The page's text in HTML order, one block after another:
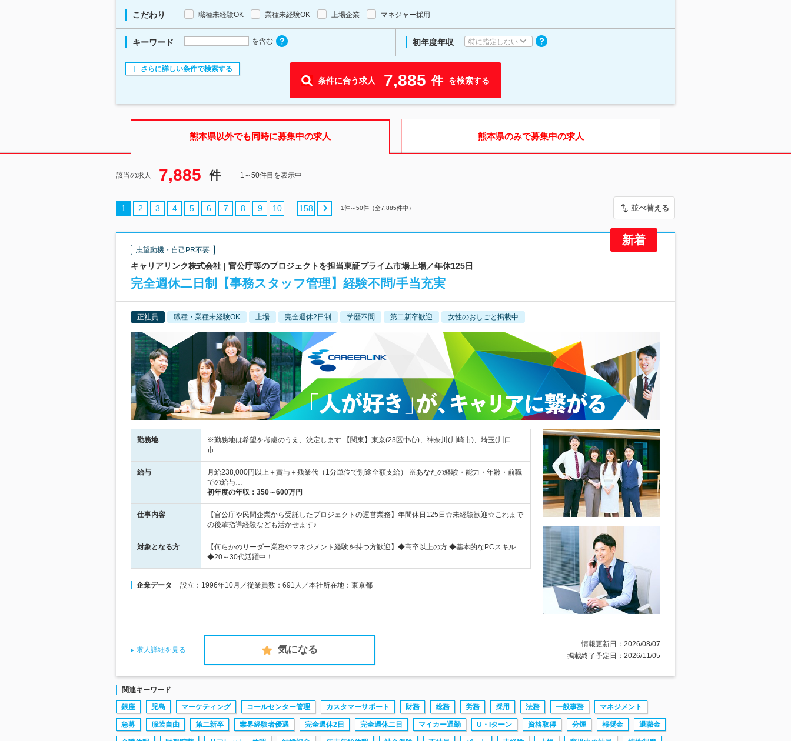
こだわり 職種未経験OK 業種未経験OK 上場企業 マネジャー採用
キーワード を含む 初年度年収 特に指定しない
さらに詳しい条件で検索する
条件に合う求人 7,885 件 を検索する
熊本県以外でも同時に募集中の求人 熊本県のみで募集中の求人
該当の求人 7,885 件 1～50件目を表示中
1 2 3 4 5 6 7 8 9 10 … 158 1件～50件（全7,885件中） 並べ替える
志望動機・自己PR不要
キャリアリンク株式会社 | 官公庁等のプロジェクトを担当東証プライム市場上場／年休125日
完全週休二日制【事務スタッフ管理】経験不問/手当充実
正社員 職種・業種未経験OK 上場 完全週休2日制 学歴不問 第二新卒歓迎 女性のおしごと掲載中
勤務地
※勤務地は希望を考慮のうえ、決定します 【関東】東京(23区中心)、神奈川(川崎市)、埼玉(川口
市…
給与
月給238,000円以上＋賞与＋残業代（1分単位で別途全額支給） ※あなたの経験・能力・年齢・前職
での給与…
初年度の年収： 350～600万円
仕事内容
【官公庁や民間企業から受託したプロジェクトの運営業務】年間休日125日☆未経験歓迎☆これまで
の後輩指導経験なども活かせます♪
対象となる方
【何らかのリーダー業務やマネジメント経験を持つ方歓迎】◆高卒以上の方 ◆基本的なPCスキル
◆20～30代活躍中！
企業データ 設立：1996年10月／従業員数：691人／本社所在地：東京都
求人詳細を見る 気になる
情報更新日：2026/08/07
掲載終了予定日：2026/11/05
関連キーワード
銀座 児島 マーケティング コールセンター管理 カスタマーサポート 財務 総務 労務 採用 法務 一般事務 マネジメント
急募 服装自由 第二新卒 業界経験者優遇 完全週休2日 完全週休二日 マイカー通勤 U・Iターン 資格取得 分煙 報奨金 退職金